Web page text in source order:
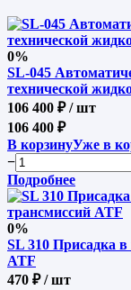
0%
SL-045
технической
106 400 ₽/ шт
106 400 ₽
В корзинуУже в
−
Подробнее
0%
SL 310 Присадка
ATF
470 ₽/ шт